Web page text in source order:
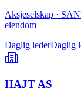
Aksjeselskap ·
eiendom
Daglig lederDaglig
HAJT AS